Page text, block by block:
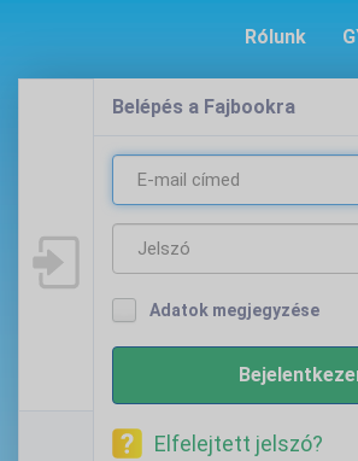
Rólunk
Belépés a Fajbookra
Adatok megjegyzése
Elfelejtett jelszó?